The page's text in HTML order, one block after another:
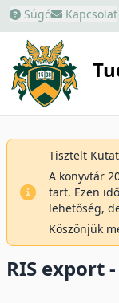
Súgó Kapcsolat
Tisztelt
A könyvtár
tart. Ezen
lehetőség,
Köszönjük
RIS export